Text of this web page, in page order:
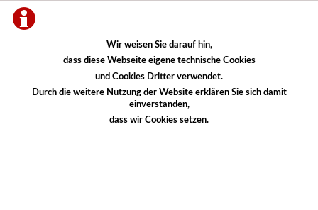
Wir weisen Sie darauf hin,
dass diese Webseite eigene technische Cookies
und Cookies Dritter verwendet.
Durch die weitere Nutzung der Website erklären Sie sich damit
einverstanden,
dass wir Cookies setzen.